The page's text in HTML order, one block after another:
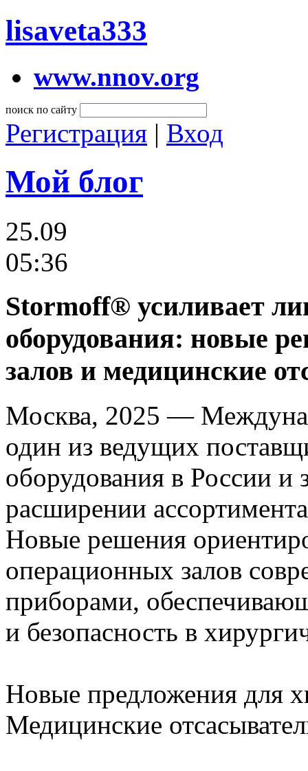
lisaveta333
www.nnov.org
поиск по сайту
Регистрация | Вход
Мой блог
25.09
05:36
Stormoff® усиливает
оборудования: новые
залов и медицинские
Москва, 2025 —
один из ведущих
оборудования в России и
расширении
Новые решения
операционных залов
приборами,
и безопасность в
Новые предложения для
Медицинские